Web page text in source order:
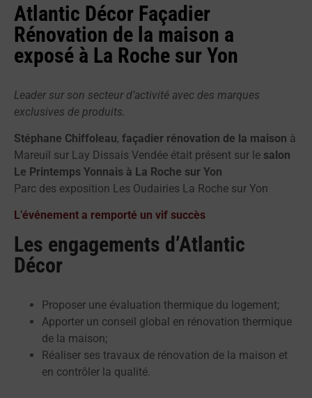
Atlantic Décor Façadier
Rénovation de la maison a
exposé à La Roche sur Yon
Leader sur son secteur d’activité avec des marques
exclusives de produits.
Stéphane Chiffoleau, façadier rénovation de la maison à
Mareuil sur Lay Dissais Vendée était présent sur le salon
Le Printemps Yonnais à La Roche sur Yon
Parc des exposition Les Oudairies La Roche sur Yon
L’événement a remporté un vif succès
Les engagements d’Atlantic
Décor
Proposer une évaluation thermique du logement;
Apporter un conseil global en rénovation thermique
de la maison;
Réaliser ses travaux de rénovation de la maison et
en contrôler la qualité.